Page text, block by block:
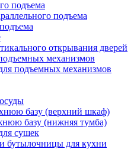
подъема
подъема
открывания дверей
механизмов
подъемных механизмов
базу (верхний шкаф)
базу (нижняя тумба)
сушек
бутылочницы для кухни